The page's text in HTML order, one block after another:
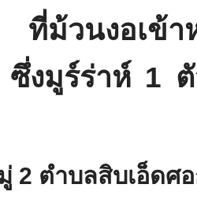
ม้วนงอเข้าห
งมูร์ร่าห์ 1
2 ตำบลสิบเอ็ดศ